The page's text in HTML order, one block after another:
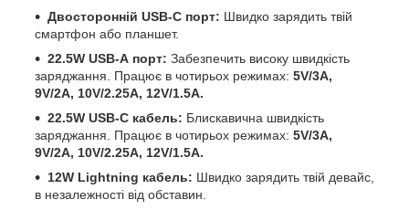
Двосторонній USB-C порт: Швидко зарядить твій
смартфон або планшет.
22.5W USB-А порт: Забезпечить високу швидкість
заряджання. Працює в чотирьох режимах: 5V/3A,
9V/2A, 10V/2.25A, 12V/1.5A.
22.5W USB-C кабель: Блискавична швидкість
заряджання. Працює в чотирьох режимах: 5V/3A,
9V/2A, 10V/2.25A, 12V/1.5A.
12W Lightning кабель: Швидко зарядить твій девайс,
в незалежності від обставин.